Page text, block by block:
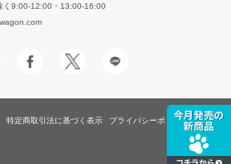
く9:00-12:00・13:00-16:00
特定商取引法に基づく表示 プライバシーポリシー